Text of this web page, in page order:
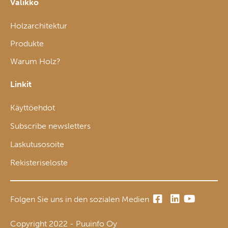
Valikko
Holzarchitektur
Produkte
Warum Holz?
Linkit
Käyttöehdot
Subscribe newsletters
Laskutusosoite
Rekisteriseloste
Folgen Sie uns in den sozialen Medien
Copyright 2022 - Puuinfo Oy